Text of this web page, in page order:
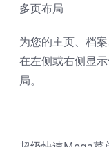
多页布局
为您的主页、档
在左侧或右侧显
局。